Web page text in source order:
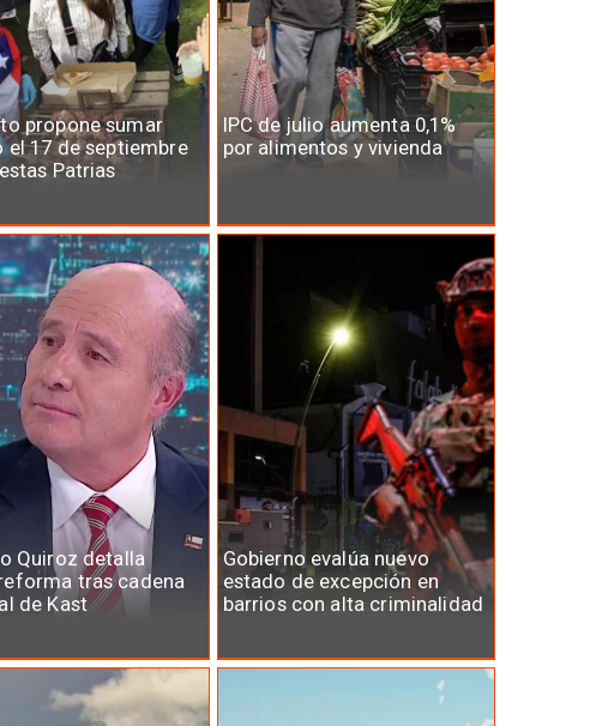
propone sumar
el 17 de septiembre
Patrias
IPC de julio aumenta 0,1%
por alimentos y vivienda
Quiroz detalla
tras cadena
de Kast
Gobierno evalúa nuevo
estado de excepción en
barrios con alta criminalidad